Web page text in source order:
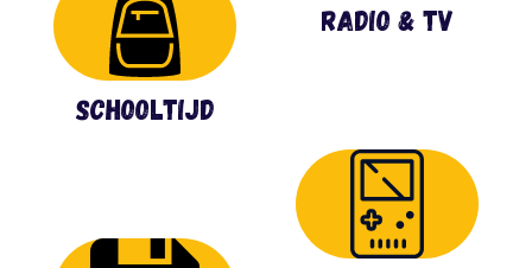
Radio & TV
Schooltijd